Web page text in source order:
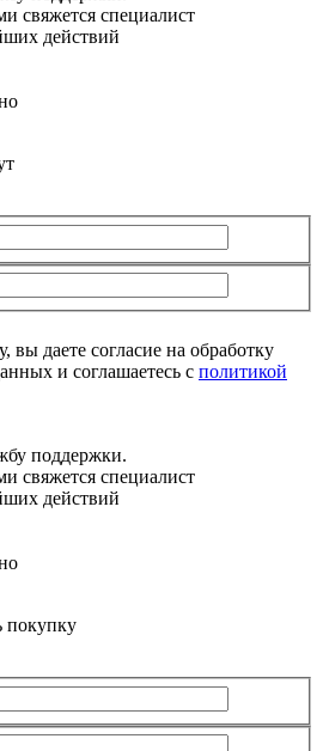
свяжется специалист
действий
даете согласие на обработку
и соглашаетесь с политикой
поддержки.
свяжется специалист
действий